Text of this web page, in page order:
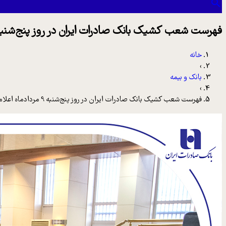
فهرست شعب کشیک بانک صادرات ایران در روز پنج‌شنبه 9 مردادماه
خانه
›
بانک و بیمه
›
فهرست شعب کشیک بانک صادرات ایران در روز پنج‌شنبه 9 مردادماه اعلام شد